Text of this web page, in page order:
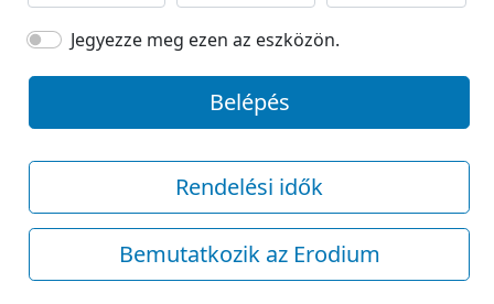
Jegyezze meg ezen az eszközön.
Belépés
Rendelési idők
Bemutatkozik az Erodium